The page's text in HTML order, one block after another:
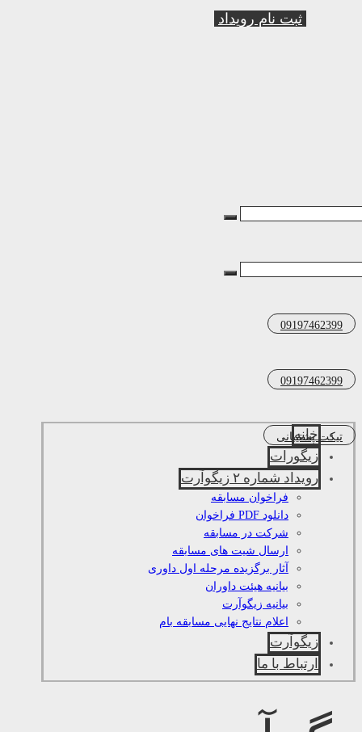
ثبت نام رویداد
09197462399
09197462399
تیکت پشتیبانی
خانه
زیگورات
رویداد شماره ۲ زیگوآرت
فراخوان مسابقه
دانلود PDF فراخوان
شرکت در مسابقه
ارسال شیت های مسابقه
آثار برگزیده مرحله اول داوری
بیانیه هیئت داوران
بیانیه زیگوآرت
اعلام نتایج نهایی مسابقه بام
زیگوآرت
ارتباط با ما